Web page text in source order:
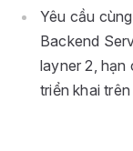
Yêu cầu
Backend
layner 2, hạn
triển khai